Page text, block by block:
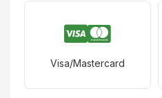
Visa/Mastercard